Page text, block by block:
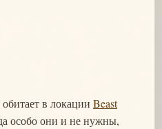
в локации Beast
особо они и не нужны,